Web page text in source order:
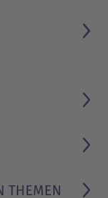
THEMEN